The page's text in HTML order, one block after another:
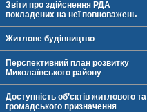
Звіти про здійснення РДА
покладених на неї повноважень
Житлове будівництво
Перспективний план розвитку
Миколаївського району
Доступність об’єктів житлового та
громадського призначення